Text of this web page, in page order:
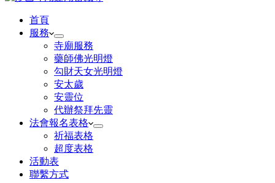
首頁
服務
寺廟服務
藥師佛光明燈
勾財天女光明燈
安太歲
安靈位
代辦祭拜先靈
法會報名表格
祈福表格
超度表格
活動表
聯繫方式